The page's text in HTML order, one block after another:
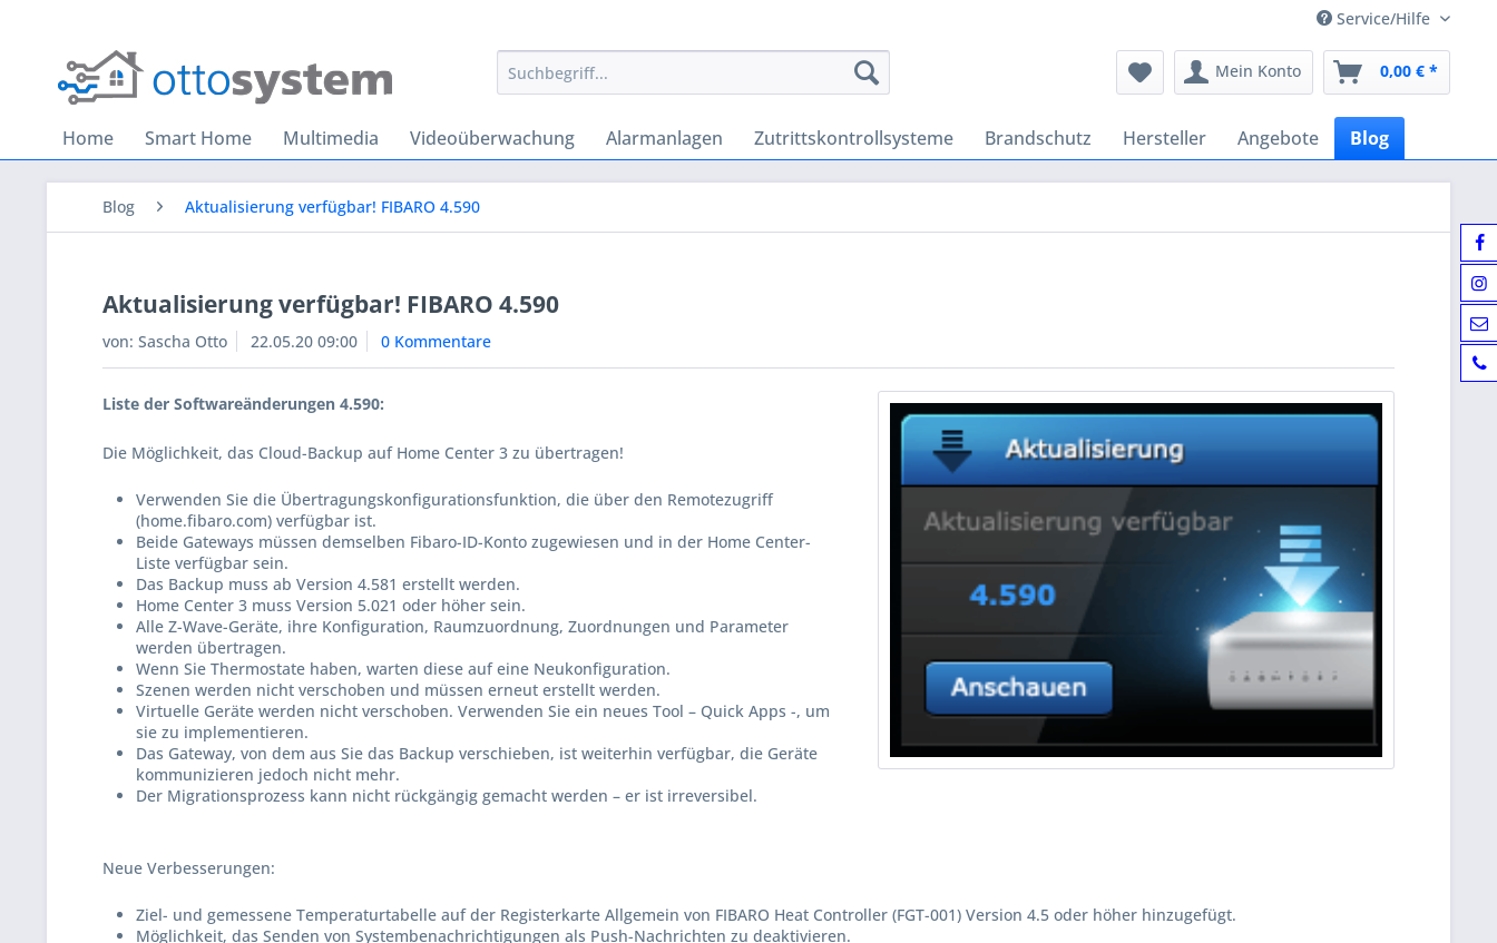
Service/Hilfe
Mein Konto 0,00 € *
Home Smart Home Multimedia Videoüberwachung Alarmanlagen Zutrittskontrollsysteme Brandschutz Hersteller Angebote Blog
Blog Aktualisierung verfügbar! FIBARO 4.590
Aktualisierung verfügbar! FIBARO 4.590
von: Sascha Otto 22.05.20 09:00 0 Kommentare
Liste der Softwareänderungen 4.590:
Die Möglichkeit, das Cloud-Backup auf Home Center 3 zu übertragen!
Verwenden Sie die Übertragungskonfigurationsfunktion, die über den Remotezugriff
(home.fibaro.com) verfügbar ist.
Beide Gateways müssen demselben Fibaro-ID-Konto zugewiesen und in der Home Center-
Liste verfügbar sein.
Das Backup muss ab Version 4.581 erstellt werden.
Home Center 3 muss Version 5.021 oder höher sein.
Alle Z-Wave-Geräte, ihre Konfiguration, Raumzuordnung, Zuordnungen und Parameter
werden übertragen.
Wenn Sie Thermostate haben, warten diese auf eine Neukonfiguration.
Szenen werden nicht verschoben und müssen erneut erstellt werden.
Virtuelle Geräte werden nicht verschoben. Verwenden Sie ein neues Tool – Quick Apps -, um
sie zu implementieren.
Das Gateway, von dem aus Sie das Backup verschieben, ist weiterhin verfügbar, die Geräte
kommunizieren jedoch nicht mehr.
Der Migrationsprozess kann nicht rückgängig gemacht werden – er ist irreversibel.
Neue Verbesserungen:
Ziel- und gemessene Temperaturtabelle auf der Registerkarte Allgemein von FIBARO Heat Controller (FGT-001) Version 4.5 oder höher hinzugefügt.
Möglichkeit, das Senden von Systembenachrichtigungen als Push-Nachrichten zu deaktivieren.